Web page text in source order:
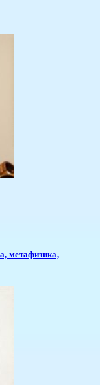
метафизика,